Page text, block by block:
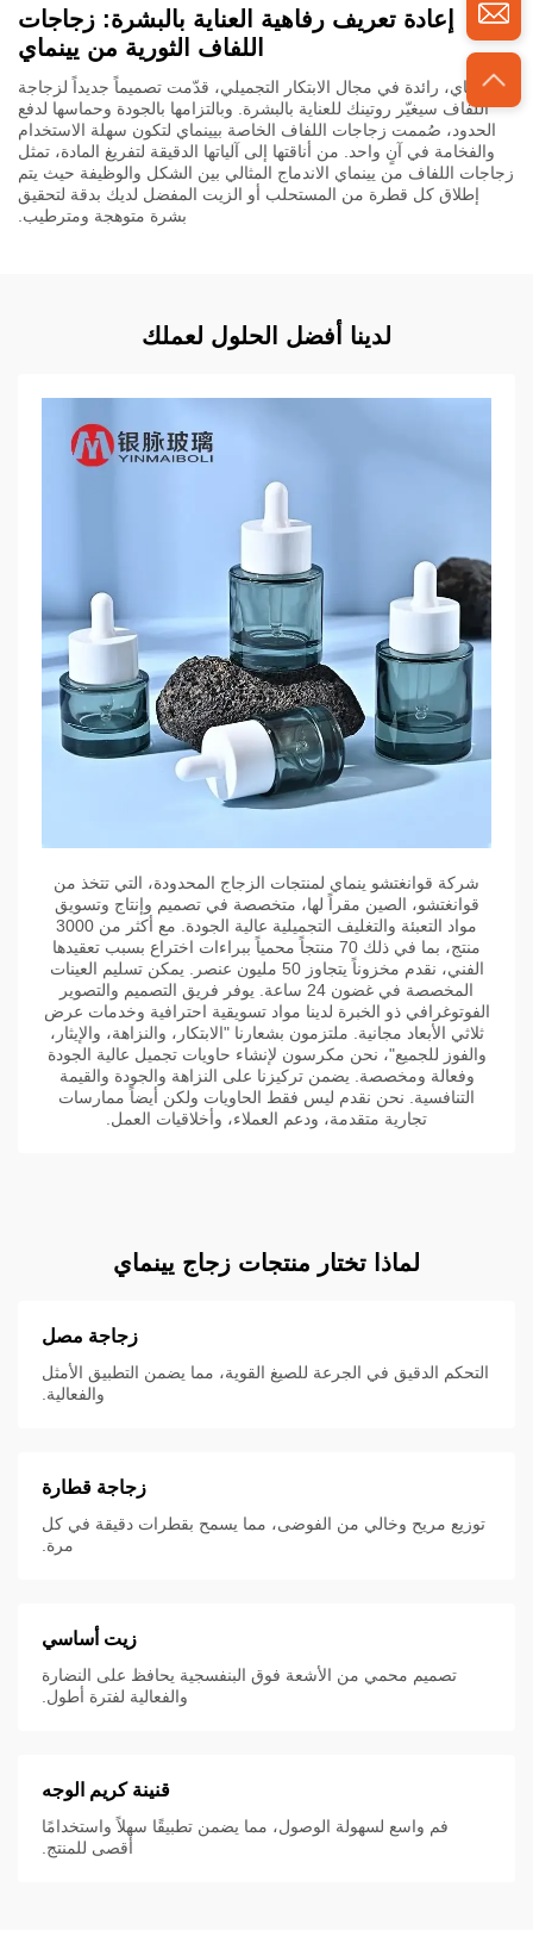
إعادة تعريف رفاهية العناية بالبشرة: زجاجات
اللفاف الثورية من يينماي
يينماي، رائدة في مجال الابتكار التجميلي، قدّمت تصميماً جديداً لزجاجة
اللفاف سيغيّر روتينك للعناية بالبشرة. وبالتزامها بالجودة وحماسها لدفع
الحدود، صُممت زجاجات اللفاف الخاصة بيينماي لتكون سهلة الاستخدام
والفخامة في آنٍ واحد. من أناقتها إلى آلياتها الدقيقة لتفريغ المادة، تمثل
زجاجات اللفاف من يينماي الاندماج المثالي بين الشكل والوظيفة حيث يتم
إطلاق كل قطرة من المستحلب أو الزيت المفضل لديك بدقة لتحقيق
بشرة متوهجة ومترطيب.
لدينا أفضل الحلول لعملك
شركة قوانغتشو ينماي لمنتجات الزجاج المحدودة، التي تتخذ من
قوانغتشو، الصين مقراً لها، متخصصة في تصميم وإنتاج وتسويق
مواد التعبئة والتغليف التجميلية عالية الجودة. مع أكثر من 3000
منتج، بما في ذلك 70 منتجاً محمياً ببراءات اختراع بسبب تعقيدها
الفني، نقدم مخزوناً يتجاوز 50 مليون عنصر. يمكن تسليم العينات
المخصصة في غضون 24 ساعة. يوفر فريق التصميم والتصوير
الفوتوغرافي ذو الخبرة لدينا مواد تسويقية احترافية وخدمات عرض
ثلاثي الأبعاد مجانية. ملتزمون بشعارنا "الابتكار، والنزاهة، والإيثار،
والفوز للجميع"، نحن مكرسون لإنشاء حاويات تجميل عالية الجودة
وفعالة ومخصصة. يضمن تركيزنا على النزاهة والجودة والقيمة
التنافسية. نحن نقدم ليس فقط الحاويات ولكن أيضاً ممارسات
تجارية متقدمة، ودعم العملاء، وأخلاقيات العمل.
لماذا تختار منتجات زجاج يينماي
زجاجة مصل
التحكم الدقيق في الجرعة للصيغ القوية، مما يضمن التطبيق الأمثل
والفعالية.
زجاجة قطارة
توزيع مريح وخالي من الفوضى، مما يسمح بقطرات دقيقة في كل
مرة.
زيت أساسي
تصميم محمي من الأشعة فوق البنفسجية يحافظ على النضارة
والفعالية لفترة أطول.
قنينة كريم الوجه
فم واسع لسهولة الوصول، مما يضمن تطبيقًا سهلاً واستخدامًا
أقصى للمنتج.